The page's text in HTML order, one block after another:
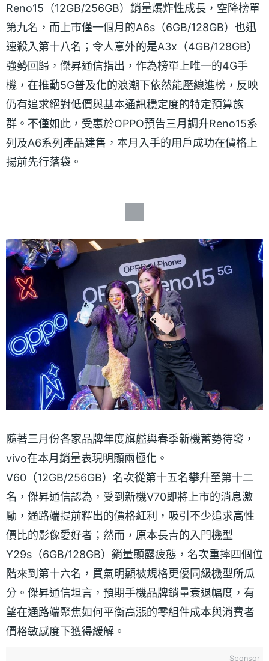
Reno15（12GB/256GB）銷量爆炸性成長，空降榜單
第九名，而上市僅一個月的A6s（6GB/128GB）也迅
速殺入第十八名；令人意外的是A3x（4GB/128GB）
強勢回歸，傑昇通信指出，作為榜單上唯一的4G手
機，在推動5G普及化的浪潮下依然能壓線進榜，反映
仍有追求絕對低價與基本通訊穩定度的特定預算族
群。不僅如此，受惠於OPPO預告三月調升Reno15系
列及A6系列產品建售，本月入手的用戶成功在價格上
揚前先行落袋。
隨著三月份各家品牌年度旗艦與春季新機蓄勢待發，
vivo在本月銷量表現明顯兩極化。
V60（12GB/256GB）名次從第十五名攀升至第十二
名，傑昇通信認為，受到新機V70即將上市的消息激
勵，通路端提前釋出的價格紅利，吸引不少追求高性
價比的影像愛好者；然而，原本長青的入門機型
Y29s（6GB/128GB）銷量顯露疲態，名次重摔四個位
階來到第十六名，買氣明顯被規格更優同級機型所瓜
分。傑昇通信坦言，預期手機品牌銷量衰退幅度，有
望在通路端聚焦如何平衡高漲的零組件成本與消費者
價格敏感度下獲得緩解。
Sponsor